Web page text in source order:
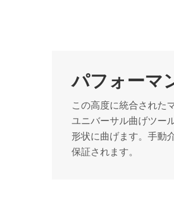
パフォーマ
この高度に統合された
ユニバーサル曲げツー
形状に曲げます。手動
保証されます。